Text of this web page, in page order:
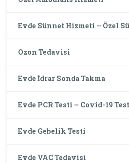
Evde Sünnet Hizmeti – Özel
Ozon Tedavisi
Evde İdrar Sonda Takma
Evde PCR Testi – Covid-19
Evde Gebelik Testi
Evde VAC Tedavisi